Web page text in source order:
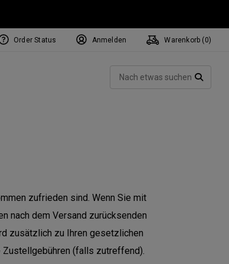
Order Status Anmelden Warenkorb ( 0)
zufrieden sind. Wenn Sie mit
nach dem Versand zurücksenden
zusätzlich zu Ihren gesetzlichen
(falls zutreffend).